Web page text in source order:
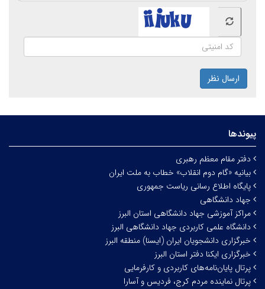
ارسال نظر
پیوندها
دفتر مقام معظم رهبری
بیانیه «گام دوم انقلاب» خطاب به ملت ایران
پایگاه اطلاع رسانی ریاست جمهوری
جهاد دانشگاهی
مراکز آموزشی جهاد دانشگاهی استان البرز
دانشگاه علمی کاربردی جهاد دانشگاهی البرز
خبرگزاری دانشجویان ایران (ایسنا) منطقه البرز
خبرگزاری ایکنا دفتر استان البرز
پرتال پایان‌نامه‌های کاربردی و کارفرمایی
پرتال نماینده مردم کرج، فردیس و آسارا